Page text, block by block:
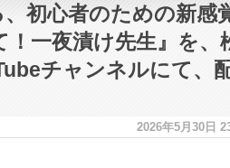
初心者のための新感
！一夜漬け先生』を、
チャンネルにて、
2026年5月30日